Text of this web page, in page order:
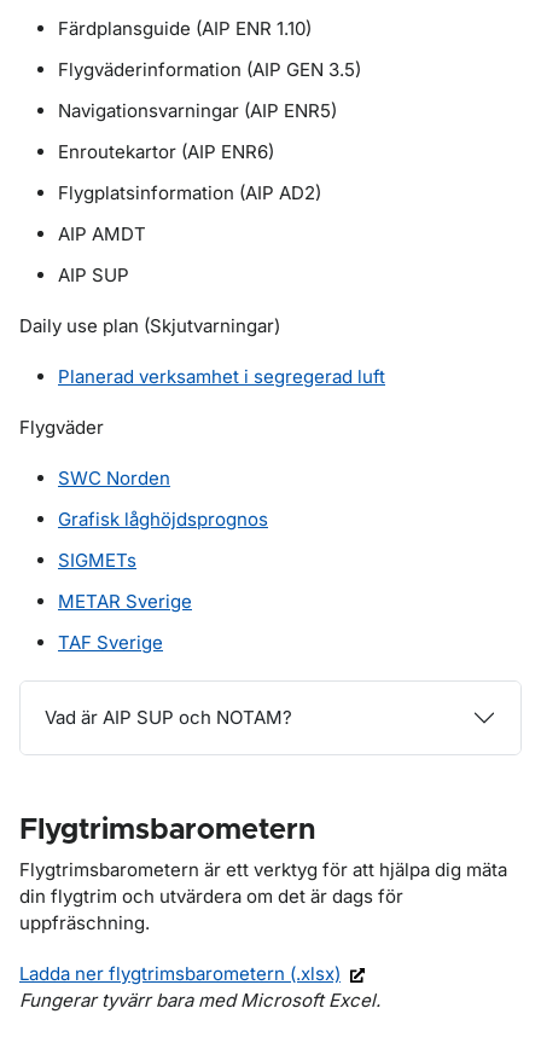
Färdplansguide (AIP ENR 1.10)
Flygväderinformation (AIP GEN 3.5)
Navigationsvarningar (AIP ENR5)
Enroutekartor (AIP ENR6)
Flygplatsinformation (AIP AD2)
AIP AMDT
AIP SUP
Daily use plan (Skjutvarningar)
Planerad verksamhet i segregerad luft
Flygväder
SWC Norden
Grafisk låghöjdsprognos
SIGMETs
METAR Sverige
TAF Sverige
Vad är AIP SUP och NOTAM?
Flygtrimsbarometern
Flygtrimsbarometern är ett verktyg för att hjälpa dig mäta
din flygtrim och utvärdera om det är dags för
uppfräschning.
Ladda ner flygtrimsbarometern (.xlsx)
Fungerar tyvärr bara med Microsoft Excel.